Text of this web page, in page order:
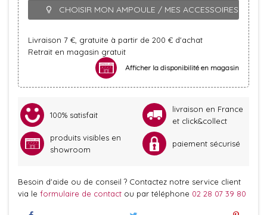
lightbulb_outline CHOISIR MON AMPOULE / MES ACCESSOIRES
Livraison 7 €, gratuite à partir de 200 € d'achat
Retrait en magasin gratuit
Afficher la disponibilité en magasin
100% satisfait
livraison en France
et click&collect
produits visibles en
showroom
paiement sécurisé
Besoin d'aide ou de conseil ? Contactez notre service client
via le formulaire de contact ou par téléphone 02 28 07 39 80